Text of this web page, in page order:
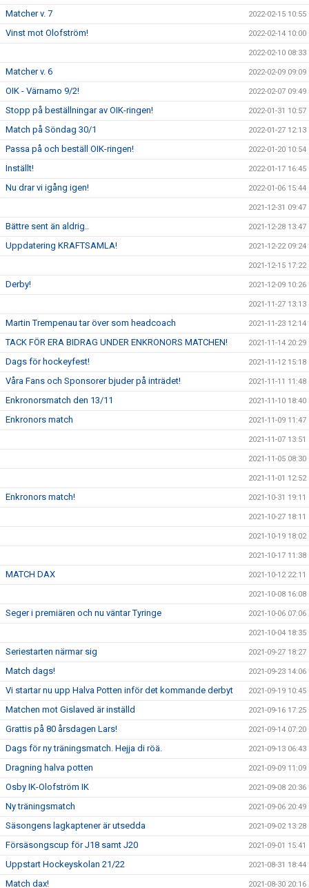
Matcher v. 7 2022-02-15 10:55
Vinst mot Olofström! 2022-02-14 10:00
2022-02-10 08:33
Matcher v. 6 2022-02-09 09:09
OIK - Värnamo 9/2! 2022-02-07 09:49
Stopp på beställningar av OIK-ringen! 2022-01-31 10:57
Match på Söndag 30/1 2022-01-27 12:13
Passa på och beställ OIK-ringen! 2022-01-20 10:54
Inställt! 2022-01-17 16:45
Nu drar vi igång igen! 2022-01-06 15:44
2021-12-31 09:47
Bättre sent än aldrig.. 2021-12-28 13:47
Uppdatering KRAFTSAMLA! 2021-12-22 09:24
2021-12-15 17:22
Derby! 2021-12-09 10:26
2021-11-27 13:13
Martin Trempenau tar över som headcoach 2021-11-23 12:14
TACK FÖR ERA BIDRAG UNDER ENKRONORS MATCHEN! 2021-11-14 20:29
Dags för hockeyfest! 2021-11-12 15:18
Våra Fans och Sponsorer bjuder på inträdet! 2021-11-11 11:48
Enkronorsmatch den 13/11 2021-11-10 18:40
Enkronors match 2021-11-09 11:47
2021-11-07 13:51
2021-11-05 08:30
2021-11-01 12:52
Enkronors match! 2021-10-31 19:11
2021-10-27 18:11
2021-10-19 18:02
2021-10-17 11:38
MATCH DAX 2021-10-12 22:11
2021-10-08 16:08
Seger i premiären och nu väntar Tyringe 2021-10-06 07:06
2021-10-04 18:35
Seriestarten närmar sig 2021-09-27 18:27
Match dags! 2021-09-23 14:06
Vi startar nu upp Halva Potten inför det kommande derbyt 2021-09-19 10:45
Matchen mot Gislaved är inställd 2021-09-16 17:25
Grattis på 80 årsdagen Lars! 2021-09-14 07:20
Dags för ny träningsmatch. Hejja di röä. 2021-09-13 06:43
Dragning halva potten 2021-09-09 11:09
Osby IK-Olofström IK 2021-09-08 20:36
Ny träningsmatch 2021-09-06 20:49
Säsongens lagkaptener är utsedda 2021-09-02 13:28
Försäsongscup för J18 samt J20 2021-09-01 15:41
Uppstart Hockeyskolan 21/22 2021-08-31 18:44
Match dax! 2021-08-30 20:16